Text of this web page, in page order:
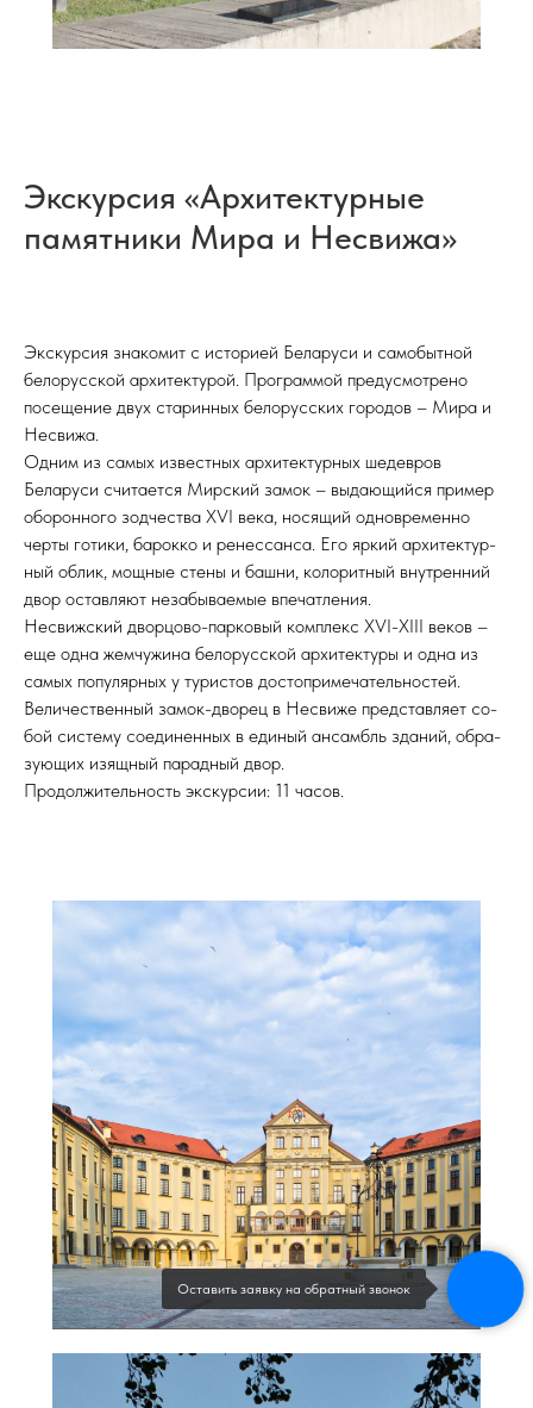
Экскурсия «Архитектурные
памятники Мира и Несвижа»
Экскурсия знакомит с историей Беларуси и самобытной
белорусской архитектурой. Программой предусмотрено
посещение двух старинных белорусских городов – Мира и
Несвижа.
Одним из самых известных архитектурных шедевров
Беларуси считается Мирский замок – выдающийся пример
оборонного зодчества XVI века, носящий одновременно
черты готики, барокко и ренессанса. Его яр­кий ар­хи­тек­тур­
ный об­лик, мощ­ные сте­ны и башни, колоритный внут­рен­ний
двор остав­ляю­т не­за­бы­вае­мые впечат­ле­ния.
Несвижский дворцово-парковый комплекс XVI-XIII веков –
еще одна жемчужина белорусской архитектуры и одна из
самых популярных у туристов достопримечательностей.
Величественный замок-дворец в Несвиже пред­став­ля­ет со­
бой си­сте­му со­еди­нен­ных в еди­ный ансамбль зда­ний, об­ра­
зую­щих изящ­ный па­рад­ный двор.
Продолжительность экскурсии: 11 часов.
Оставить заявку на обратный звонок